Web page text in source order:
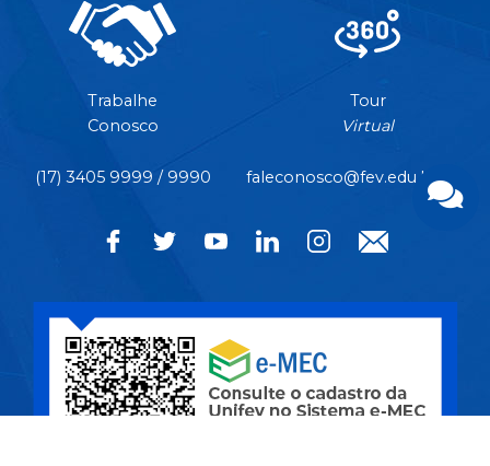
Trabalhe
Conosco
Tour
Virtual
(17) 3405 9999 / 9990 faleconosco@fev.edu.br